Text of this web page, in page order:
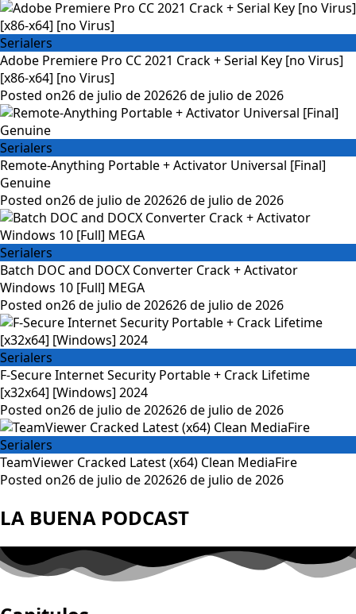
Serialers
Adobe Premiere Pro CC 2021 Crack + Serial Key [no Virus]
[x86-x64] [no Virus]
Posted on26 de julio de 202626 de julio de 2026
Serialers
Remote-Anything Portable + Activator Universal [Final]
Genuine
Posted on26 de julio de 202626 de julio de 2026
Serialers
Batch DOC and DOCX Converter Crack + Activator
Windows 10 [Full] MEGA
Posted on26 de julio de 202626 de julio de 2026
Serialers
F-Secure Internet Security Portable + Crack Lifetime
[x32x64] [Windows] 2024
Posted on26 de julio de 202626 de julio de 2026
Serialers
TeamViewer Cracked Latest (x64) Clean MediaFire
Posted on26 de julio de 202626 de julio de 2026
LA BUENA PODCAST